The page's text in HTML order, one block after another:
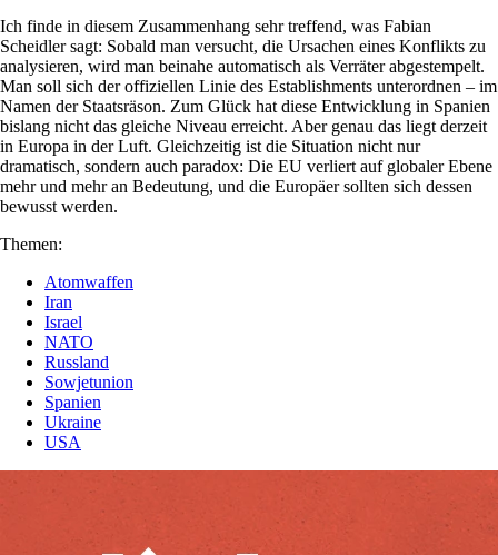
Ich finde in diesem Zusammenhang sehr treffend, was Fabian
Scheidler sagt: Sobald man versucht, die Ursachen eines Konflikts zu
analysieren, wird man beinahe automatisch als Verräter abgestempelt.
Man soll sich der offiziellen Linie des Establishments unterordnen – im
Namen der Staatsräson. Zum Glück hat diese Entwicklung in Spanien
bislang nicht das gleiche Niveau erreicht. Aber genau das liegt derzeit
in Europa in der Luft. Gleichzeitig ist die Situation nicht nur
dramatisch, sondern auch paradox: Die EU verliert auf globaler Ebene
mehr und mehr an Bedeutung, und die Europäer sollten sich dessen
bewusst werden.
Themen:
Atomwaffen
Iran
Israel
NATO
Russland
Sowjetunion
Spanien
Ukraine
USA